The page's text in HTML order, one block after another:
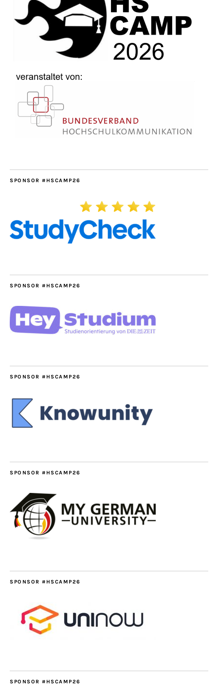
SPONSOR #HSCAMP26
SPONSOR #HSCAMP26
SPONSOR #HSCAMP26
SPONSOR #HSCAMP26
SPONSOR #HSCAMP26
SPONSOR #HSCAMP26